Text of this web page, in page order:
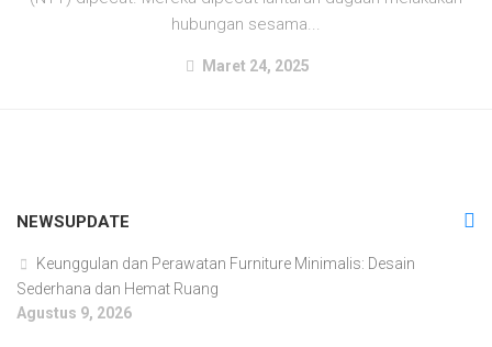
hubungan sesama...
Maret 24, 2025
NEWSUPDATE
Keunggulan dan Perawatan Furniture Minimalis: Desain
Sederhana dan Hemat Ruang
Agustus 9, 2026